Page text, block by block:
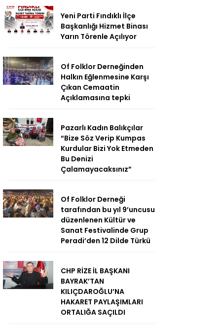
Yeni Parti Fındıklı İlçe
Başkanlığı Hizmet Binası
Yarın Törenle Açılıyor
Of Folklor Derneğinden
Halkın Eğlenmesine Karşı
Çıkan Cemaatin
Açıklamasına tepki
Pazarlı Kadın Balıkçılar
“Bize Söz Verip Kumpas
Kurdular Bizi Yok Etmeden
Bu Denizi
Çalamayacaksınız”
Of Folklor Derneği
tarafından bu yıl 9’uncusu
düzenlenen Kültür ve
Sanat Festivalinde Grup
Peradi’den 12 Dilde Türkü
CHP RİZE İL BAŞKANI
BAYRAK’TAN
KILIÇDAROĞLU’NA
HAKARET PAYLAŞIMLARI
ORTALIĞA SAÇILDI